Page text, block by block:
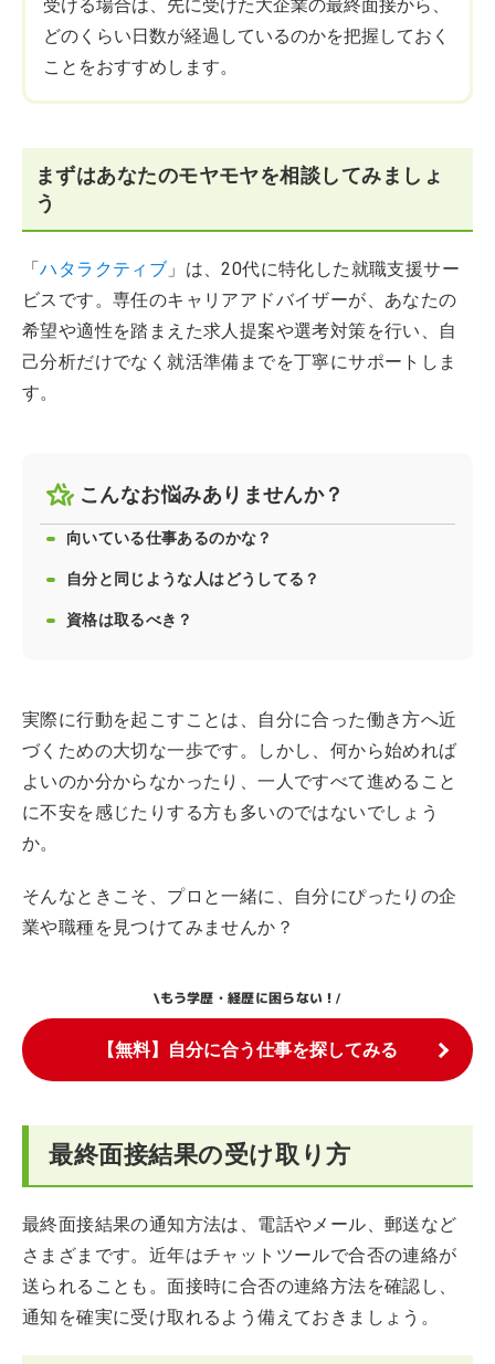
受ける場合は、先に受けた大企業の最終面接から、
どのくらい日数が経過しているのかを把握しておく
ことをおすすめします。
まずはあなたのモヤモヤを相談してみましょ
う
「ハタラクティブ 」は、20代に特化した就職支援サー
ビスです。専任のキャリアアドバイザーが、あなたの
希望や適性を踏まえた求人提案や選考対策を行い、自
己分析だけでなく就活準備までを丁寧にサポートしま
す。
こんなお悩みありませんか？
向いている仕事あるのかな？
自分と同じような人はどうしてる？
資格は取るべき？
実際に行動を起こすことは、自分に合った働き方へ近
づくための大切な一歩です。しかし、何から始めれば
よいのか分からなかったり、一人ですべて進めること
に不安を感じたりする方も多いのではないでしょう
か。
そんなときこそ、プロと一緒に、自分にぴったりの企
業や職種を見つけてみませんか？
\もう学歴・経歴に困らない！/
【無料】自分に合う仕事を探してみる
最終面接結果の受け取り方
最終面接結果の通知方法は、電話やメール、郵送など
さまざまです。近年はチャットツールで合否の連絡が
送られることも。面接時に合否の連絡方法を確認し、
通知を確実に受け取れるよう備えておきましょう。